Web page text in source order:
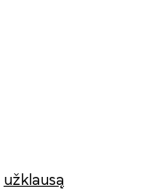
užklausą